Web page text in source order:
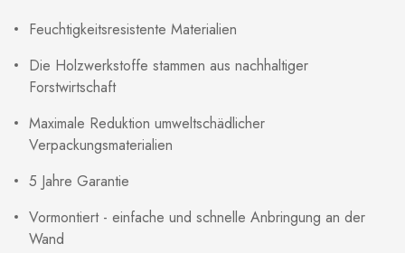
Feuchtigkeitsresistente Materialien
Die Holzwerkstoffe stammen aus nachhaltiger
Forstwirtschaft
Maximale Reduktion umweltschädlicher
Verpackungsmaterialien
5 Jahre Garantie
Vormontiert - einfache und schnelle Anbringung an der
Wand